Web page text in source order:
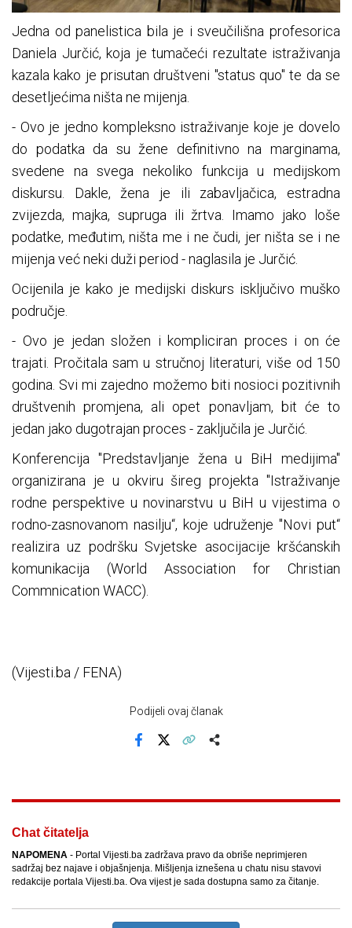
Jedna od panelistica bila je i sveučilišna profesorica
Daniela Jurčić, koja je tumačeći rezultate istraživanja
kazala kako je prisutan društveni "status quo" te da se
desetljećima ništa ne mijenja.
- Ovo je jedno kompleksno istraživanje koje je dovelo
do podatka da su žene definitivno na marginama,
svedene na svega nekoliko funkcija u medijskom
diskursu. Dakle, žena je ili zabavljačica, estradna
zvijezda, majka, supruga ili žrtva. Imamo jako loše
podatke, međutim, ništa me i ne čudi, jer ništa se i ne
mijenja već neki duži period - naglasila je Jurčić.
Ocijenila je kako je medijski diskurs isključivo muško
područje.
- Ovo je jedan složen i kompliciran proces i on će
trajati. Pročitala sam u stručnoj literaturi, više od 150
godina. Svi mi zajedno možemo biti nosioci pozitivnih
društvenih promjena, ali opet ponavljam, bit će to
jedan jako dugotrajan proces - zaključila je Jurčić.
Konferencija "Predstavljanje žena u BiH medijima"
organizirana je u okviru šireg projekta "Istraživanje
rodne perspektive u novinarstvu u BiH u vijestima o
rodno-zasnovanom nasilju“, koje udruženje "Novi put“
realizira uz podršku Svjetske asocijacije kršćanskih
komunikacija (World Association for Christian
Commnication WACC).
(Vijesti.ba / FENA)
Podijeli ovaj članak
Chat čitatelja
NAPOMENA - Portal Vijesti.ba zadržava pravo da obriše neprimjeren
sadržaj bez najave i objašnjenja. Mišljenja iznešena u chatu nisu stavovi
redakcije portala Vijesti.ba. Ova vijest je sada dostupna samo za čitanje.